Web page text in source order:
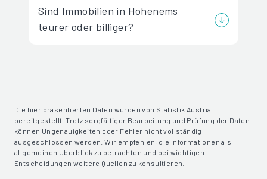
Sind Immobilien in Hohenems
teurer oder billiger?
Die hier präsentierten Daten wurden von Statistik Austria
bereitgestellt. Trotz sorgfältiger Bearbeitung und Prüfung der Daten
können Ungenauigkeiten oder Fehler nicht vollständig
ausgeschlossen werden. Wir empfehlen, die Informationen als
allgemeinen Überblick zu betrachten und bei wichtigen
Entscheidungen weitere Quellen zu konsultieren.